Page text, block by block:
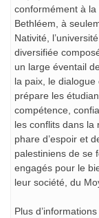
conformément à
Bethléem, à
Nativité,
diversifiée
un large éventail
la paix, le
prépare les
compétence,
les conflits dans la
phare d’espoir et
palestiniens de se
engagés pour le
leur société, du
Plus